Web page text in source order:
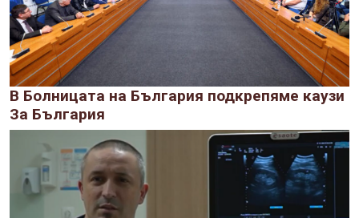
В Болницата на България подкрепяме каузи
За България